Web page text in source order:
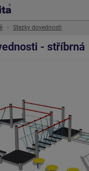
Stezky dovednosti
- stříbrná